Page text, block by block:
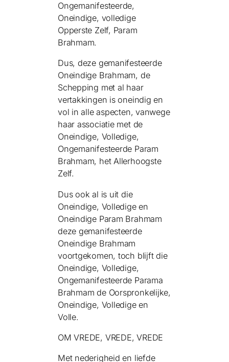
Ongemanifesteerde,
Oneindige, volledige
Opperste Zelf, Param
Brahmam.
Dus, deze gemanifesteerde
Oneindige Brahmam, de
Schepping met al haar
vertakkingen is oneindig en
vol in alle aspecten, vanwege
haar associatie met de
Oneindige, Volledige,
Ongemanifesteerde Param
Brahmam, het Allerhoogste
Zelf.
Dus ook al is uit die
Oneindige, Volledige en
Oneindige Param Brahmam
deze gemanifesteerde
Oneindige Brahmam
voortgekomen, toch blijft die
Oneindige, Volledige,
Ongemanifesteerde Parama
Brahmam de Oorspronkelijke,
Oneindige, Volledige en
Volle.
OM VREDE, VREDE, VREDE
Met nederigheid en liefde